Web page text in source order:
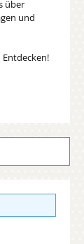
über
und